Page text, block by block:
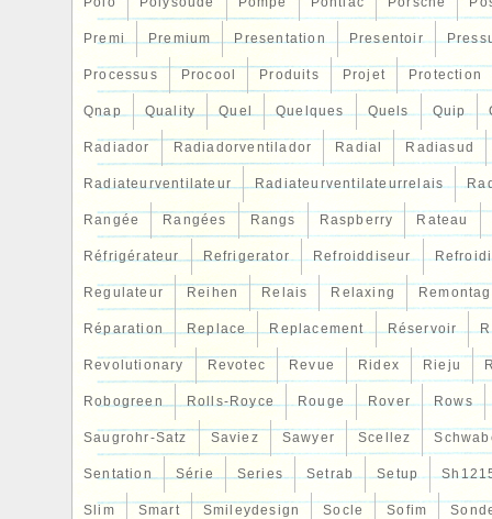
Premi Premium Presentation Presentoir
Processus Procool Produits Projet Protection
Qnap Quality Quel Quelques Quels Quip
Radiador Radiadorventilador Radial Radiasud
Radiateurventilateur Radiateurventilateurrelais
Rangée Rangées Rangs Raspberry Rateau
Réfrigérateur Refrigerator Refroiddiseur Refroidi
Regulateur Reihen Relais Relaxing
Réparation Replace Replacement Réservoir
Revolutionary Revotec Revue Ridex Rieju
Robogreen Rolls-Royce Rouge Rover Rows
Saugrohr-Satz Saviez Sawyer Scellez
Sentation Série Series Setrab Setup
Slim Smart Smileydesign Socle Sofim
da sua peça. Conditions Générales de
PROVALUTA ESPAÑA RECICLAJE DE
après dénommée L’ENTREPRISE.